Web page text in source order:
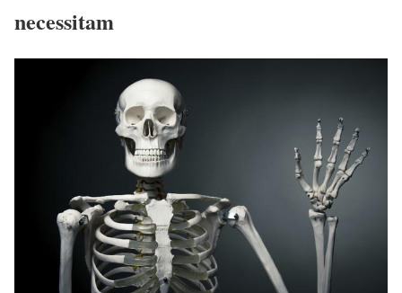
necessitam